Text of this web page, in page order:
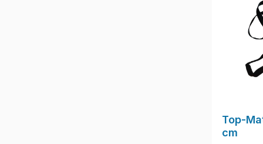
uns am
dich zu
Top-
cm